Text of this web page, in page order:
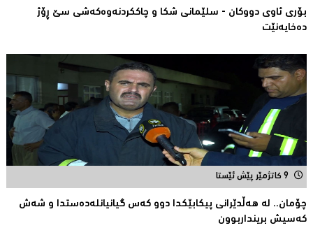
بۆری ئاوی دووکان - سلێمانی شکا و چاککردنەوەکەشى سێ ڕۆژ
دەخایەنێت
9 کاتژمێر پێش ئێستا
چۆمان.. لە هەڵدێرانی پیكابێکدا دوو کەس گیانیانلەدەستدا و شەش
کەسیش برینداربوون